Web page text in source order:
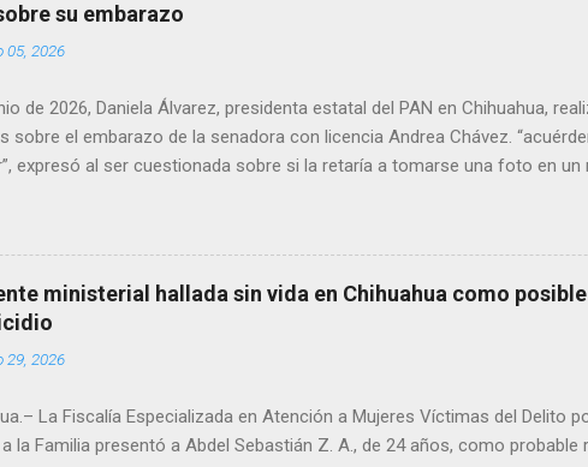
su embarazo
05, 2026
de 2026, Daniela Álvarez, presidenta estatal del PAN en Chihuahua,
sobre el embarazo de la senadora con licencia Andrea Chávez.
expresó al ser cuestionada sobre si la retaría a tomarse una foto en un
porque hay muchas emociones fuertes, ¿Qué tal si se le ocurre que a lo
se le ocurre cruzar y luego le den un susto, y pues la criatura se
ser cuidadosa porque los personajes de Morena, cada que cruzan,
pase que pase, que pase', todos están bajo esa amenaza justamente
polémicas al trasladar la confrontación política h...
ministerial hallada sin vida en Chihuahua como posible
29, 2026
La Fiscalía Especializada en Atención a Mujeres Víctimas del Delito
la Familia presentó a Abdel Sebastián Z. A., de 24 años, como probable